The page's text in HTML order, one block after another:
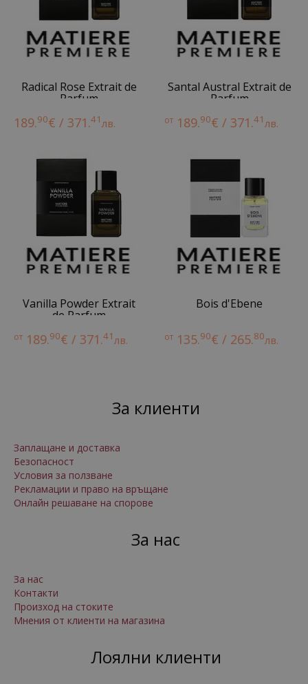
Radical Rose Extrait de
Parfum
189.90€ / 371.41лв.
Santal Austral Extrait de
Parfum
от 189.90€ / 371.41лв.
Vanilla Powder Extrait
de Parfum
от 189.90€ / 371.41лв.
Bois d'Ebene
от 135.90€ / 265.80лв.
За клиенти
Заплащане и доставка
Безопасност
Условия за ползване
Рекламации и право на връщане
Онлайн решаване на спорове
За нас
За нас
Контакти
Произход на стоките
Мнения от клиенти на магазина
Лоялни клиенти